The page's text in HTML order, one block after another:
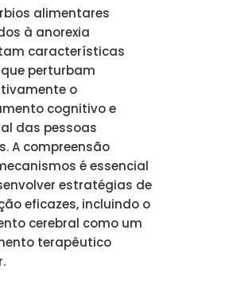
alimentares
à anorexia
características
perturbam
o
cognitivo e
das pessoas
A compreensão
é essencial
estratégias de
eficazes, incluindo o
cerebral como um
terapêutico